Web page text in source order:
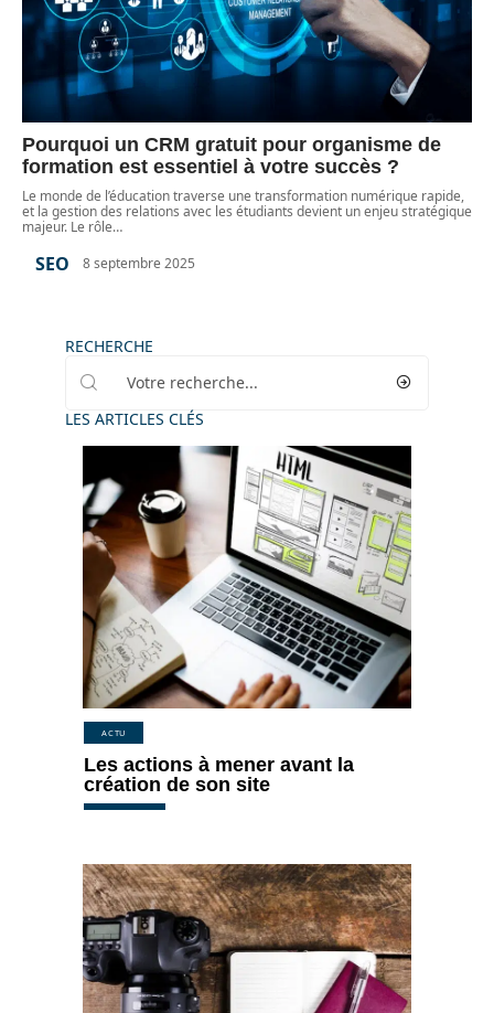
Pourquoi un CRM gratuit pour organisme de
formation est essentiel à votre succès ?
Le monde de l’éducation traverse une transformation numérique rapide,
et la gestion des relations avec les étudiants devient un enjeu stratégique
majeur. Le rôle…
SEO 8 septembre 2025
RECHERCHE
LES ARTICLES CLÉS
ACTU
Les actions à mener avant la
création de son site